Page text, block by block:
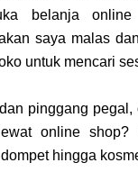
belanja
saya malas
untuk mencari
pinggang
online shop?
hingga